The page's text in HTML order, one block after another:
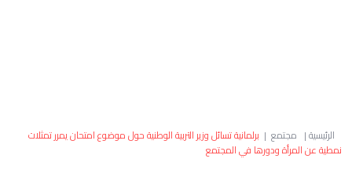
العالم الرئيسية| مجتمع | برلمانية تسائل وزير التربية الوطنية حول موضوع امتحان يمرر تمثلات
نمطية عن المرأة ودورها في المجتمع